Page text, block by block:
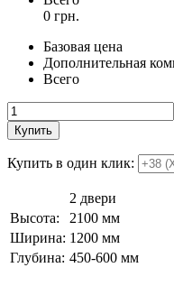
0 грн.
Базовая цена
Дополнительная
Всего
Купить
Купить в один клик:
2 двери
Высота:
2100 мм
Ширина: 1200 мм
Глубина: 450-600 мм